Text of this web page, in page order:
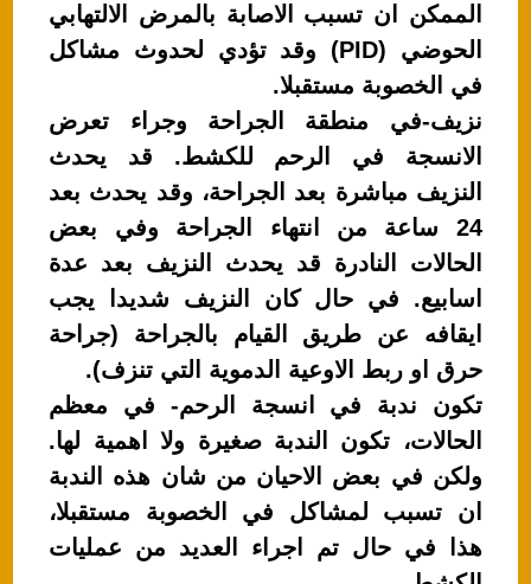
الممكن ان تسبب الاصابة بالمرض الالتهابي
الحوضي (PID) وقد تؤدي لحدوث مشاكل
في الخصوبة مستقبلا.
نزيف-في منطقة الجراحة وجراء تعرض
الانسجة في الرحم للكشط. قد يحدث
النزيف مباشرة بعد الجراحة، وقد يحدث بعد
24 ساعة من انتهاء الجراحة وفي بعض
الحالات النادرة قد يحدث النزيف بعد عدة
اسابيع. في حال كان النزيف شديدا يجب
ايقافه عن طريق القيام بالجراحة (جراحة
حرق او ربط الاوعية الدموية التي تنزف).
تكون ندبة في انسجة الرحم- في معظم
الحالات، تكون الندبة صغيرة ولا اهمية لها.
ولكن في بعض الاحيان من شان هذه الندبة
ان تسبب لمشاكل في الخصوبة مستقبلا،
هذا في حال تم اجراء العديد من عمليات